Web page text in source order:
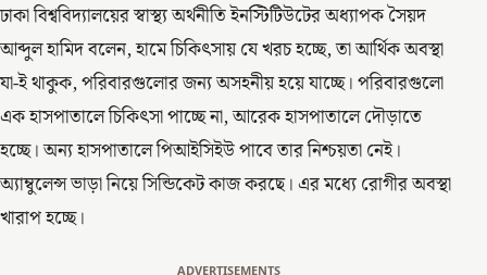
ঢাকা বিশ্ববিদ্যালয়ের স্বাস্থ্য অর্থনীতি ইনস্টিটিউটের অধ্যাপক সৈয়দ
আব্দুল হামিদ বলেন, হামে চিকিৎসায় যে খরচ হচ্ছে, তা আর্থিক অবস্থা
যা-ই থাকুক, পরিবারগুলোর জন্য অসহনীয় হয়ে যাচ্ছে। পরিবারগুলো
এক হাসপাতালে চিকিৎসা পাচ্ছে না, আরেক হাসপাতালে দৌড়াতে
হচ্ছে। অন্য হাসপাতালে পিআইসিইউ পাবে তার নিশ্চয়তা নেই।
অ্যাম্বুলেন্স ভাড়া নিয়ে সিন্ডিকেট কাজ করছে। এর মধ্যে রোগীর অবস্থা
খারাপ হচ্ছে।